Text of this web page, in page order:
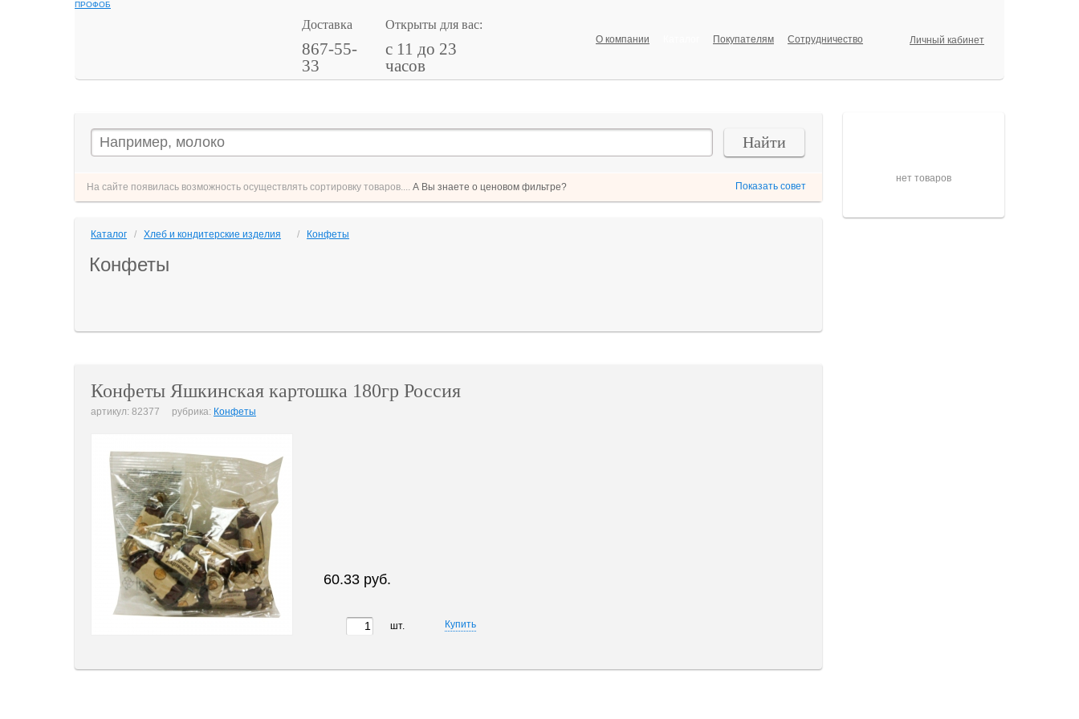
ПРОФОБ
Доставка
867-55-
33
Открыты для вас:
с 11 до 23
часов
О компании Покупателям Сотрудничество Личный кабинет
нет товаров
Найти
Показать совет
На сайте появилась возможность осуществлять сортировку товаров.... А Вы знаете о ценовом фильтре?
Каталог / Хлеб и кондитерские изделия / Конфеты
Конфеты
Конфеты Яшкинская картошка 180гр Россия
артикул: 82377 рубрика: Конфеты
60.33 руб.
шт.